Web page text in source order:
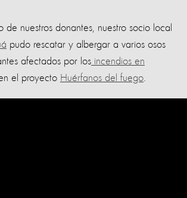
nuestros donantes, nuestro socio local
pudo rescatar y albergar a varios osos
afectados por los incendios en
en el proyecto Huérfanos del fuego